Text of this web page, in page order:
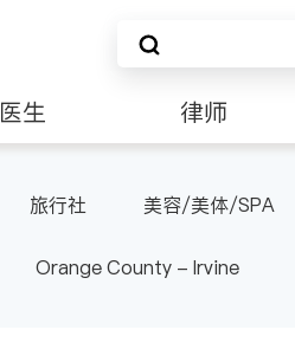
医生 律师
旅行社 美容/美体/SPA
Orange County - Irvine